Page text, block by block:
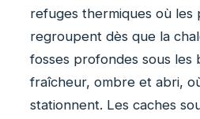
refuges thermiques où les
regroupent dès que la
fosses profondes sous
fraîcheur, ombre et abri,
stationnent. Les caches